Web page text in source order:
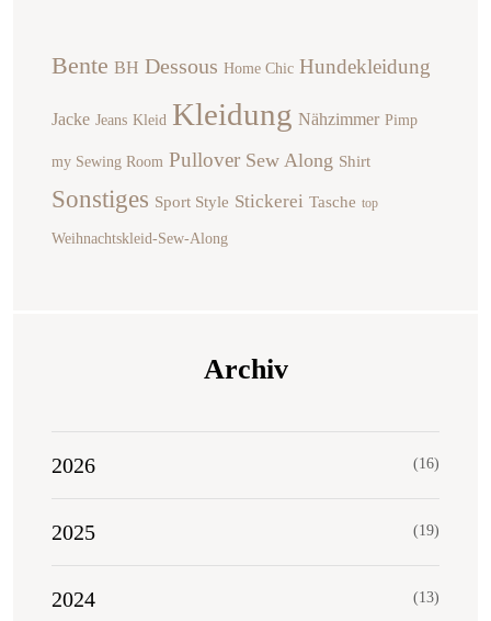
Bente BH Dessous Home Chic Hundekleidung
Jacke Jeans Kleid Kleidung Nähzimmer Pimp
my Sewing Room Pullover Sew Along Shirt
Sonstiges Sport Style Stickerei Tasche top
Weihnachtskleid-Sew-Along
Archiv
2026 (16)
2025 (19)
2024 (13)